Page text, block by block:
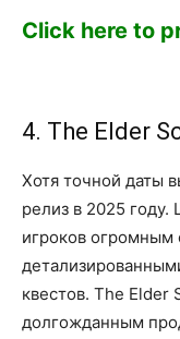
Click here to
4. The Elder
Хотя точной даты
релиз в 2025 году.
игроков
квестов. The Elder
долгожданным